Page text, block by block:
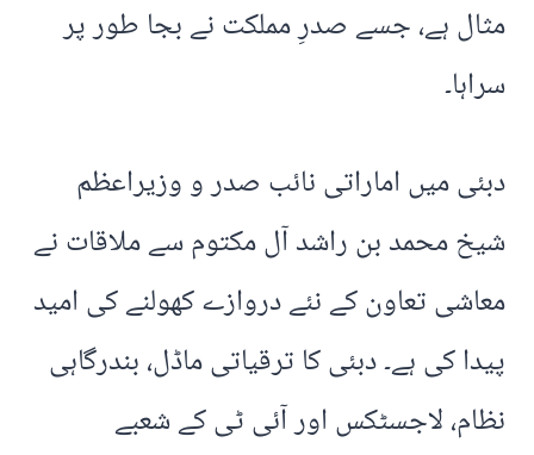
مثال ہے، جسے صدرِ مملکت نے بجا طور پر
سراہا۔
دبئی میں اماراتی نائب صدر و وزیراعظم
شیخ محمد بن راشد آل مکتوم سے ملاقات نے
معاشی تعاون کے نئے دروازے کھولنے کی امید
پیدا کی ہے۔ دبئی کا ترقیاتی ماڈل، بندرگاہی
نظام، لاجسٹکس اور آئی ٹی کے شعبے